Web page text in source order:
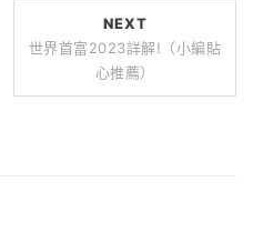
NEXT
世界首富2023詳解!（小編貼
心推薦）